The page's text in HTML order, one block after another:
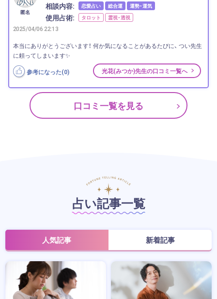
匿名
相談内容: 恋愛占い 総合運 運勢・運気
使用占術: タロット 霊視・透視
2025/04/06 22:13
本当にありがとうございます！ 何か気になることがあるたびに、 つい先生
に頼ってしまいます✨
参考になった(0) 光花(みつか)先生の口コミ一覧へ
口コミ一覧を見る
占い記事一覧
人気記事 新着記事